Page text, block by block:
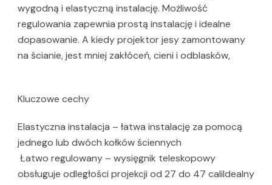
wygodną i elastyczną instalację. Możliwość
regulowania zapewnia prostą instalację i idealne
dopasowanie. A kiedy projektor jesy zamontowany
na ścianie, jest mniej zakłóceń, cieni i odblasków,
Kluczowe cechy
Elastyczna instalacja – łatwa instalację za pomocą
jednego lub dwóch kołków ściennych
Łatwo regulowany – wysięgnik teleskopowy
obsługuje odległości projekcji od 27 do 47 caliIdealny